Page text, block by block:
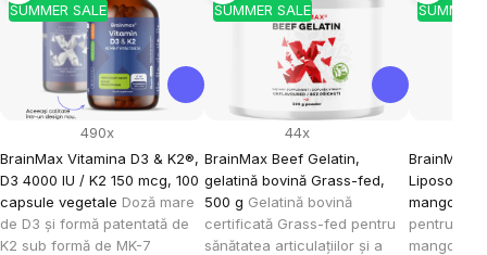
SUMMER SALE
BrainMax Vitamina D3 & K2®,
D3 4000 IU / K2 150 mcg, 100
capsule vegetale Doză mare
de D3 și formă patentată de
K2 sub formă de MK-7
490x
SUMMER SALE
BrainMax Beef Gelatin,
gelatină bovină Grass-fed,
500 g Gelatină bovină
certificată Grass-fed pentru
sănătatea articulațiilor și a
44x
SUMMER
BrainMax
Liposomal
mango,
pentru
mango, 30